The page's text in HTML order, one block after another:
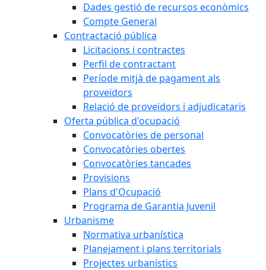
Dades gestió de recursos econòmics
Compte General
Contractació pública
Licitacions i contractes
Perfil de contractant
Període mitjà de pagament als
proveïdors
Relació de proveïdors i adjudicataris
Oferta pública d'ocupació
Convocatòries de personal
Convocatòries obertes
Convocatòries tancades
Provisions
Plans d'Ocupació
Programa de Garantia Juvenil
Urbanisme
Normativa urbanística
Planejament i plans territorials
Projectes urbanístics